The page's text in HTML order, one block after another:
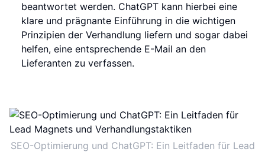
beantwortet werden. ChatGPT kann hierbei eine
klare und prägnante Einführung in die wichtigen
Prinzipien der Verhandlung liefern und sogar dabei
helfen, eine entsprechende E-Mail an den
Lieferanten zu verfassen.
SEO-Optimierung und ChatGPT: Ein Leitfaden für Lead